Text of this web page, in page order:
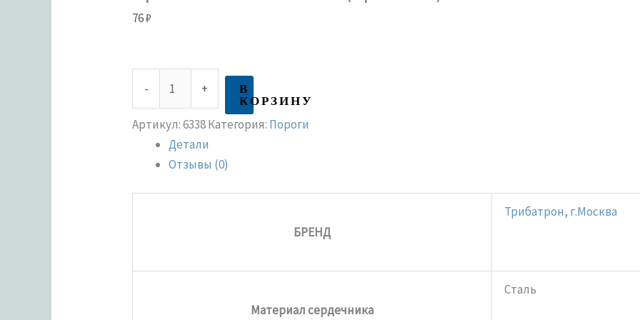
76₽
- + В
КОРЗИНУ
Артикул:6338Категория: Пороги
Детали
Отзывы (0)
БРЕНД
Трибатрон, г.Москва
Материал сердечника
Сталь